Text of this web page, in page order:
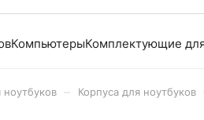
КомпьютерыКомплектующие
Корпуса для ноутбуков